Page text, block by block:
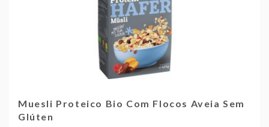
Muesli Proteico Bio Com Flocos Aveia Sem
Glúten